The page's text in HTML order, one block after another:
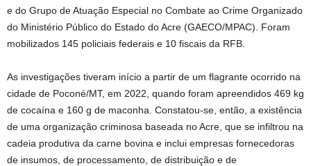
e do Grupo de Atuação Especial no Combate ao Crime Organizado
do Ministério Público do Estado do Acre (GAECO/MPAC). Foram
mobilizados 145 policiais federais e 10 fiscais da RFB.
As investigações tiveram início a partir de um flagrante ocorrido na
cidade de Poconé/MT, em 2022, quando foram apreendidos 469 kg
de cocaína e 160 g de maconha. Constatou-se, então, a existência
de uma organização criminosa baseada no Acre, que se infiltrou na
cadeia produtiva da carne bovina e inclui empresas fornecedoras
de insumos, de processamento, de distribuição e de